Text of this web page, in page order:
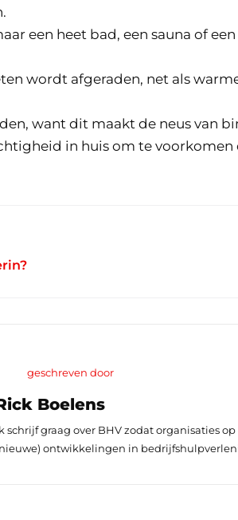
een heet bad, een sauna of
wordt afgeraden, net als
want dit maakt de neus van
in huis om te voorkomen
geschreven door
Boelens
schrijf graag over BHV zodat organisaties
ontwikkelingen in